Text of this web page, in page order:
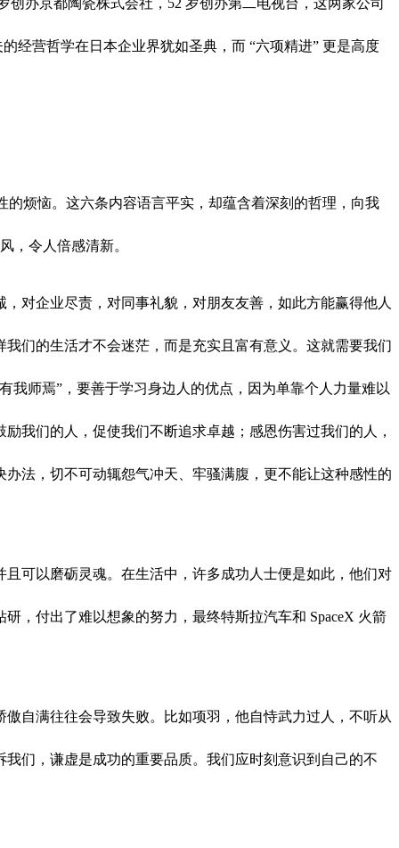
经营哲学在日本企业界犹如圣典，而 “六项精进” 更是高度
烦恼。这六条内容语言平实，却蕴含着深刻的哲理，向我
，令人倍感清新。
对企业尽责，对同事礼貌，对朋友友善，如此方能赢得他人
们的生活才不会迷茫，而是充实且富有意义。这就需要我们
师焉”，要善于学习身边人的优点，因为单靠个人力量难以
我们的人，促使我们不断追求卓越；感恩伤害过我们的人，
法，切不可动辄怨气冲天、牢骚满腹，更不能让这种感性的
可以磨砺灵魂。在生活中，许多成功人士便是如此，他们对
，付出了难以想象的努力，最终特斯拉汽车和 SpaceX 火箭
自满往往会导致失败。比如项羽，他自恃武力过人，不听从
们，谦虚是成功的重要品质。我们应时刻意识到自己的不